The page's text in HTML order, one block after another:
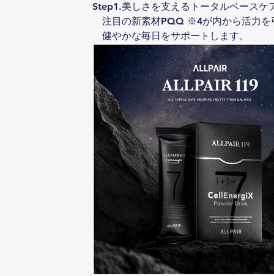
Step1.美しさを支えるトータルベースケ
注目の新素材PQQ ※4が内から活力を
健やかな毎日をサポートします。